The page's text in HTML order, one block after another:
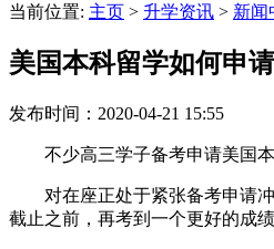
当前位置: 主页 > 升学资讯 > 新闻
美国本科留学如何申
发布时间：2020-04-21 15:55
不少高三学子备考申请美国本
对在座正处于紧张备考申请冲
截止之前，再考到一个更好的成